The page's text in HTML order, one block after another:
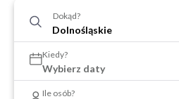
Dokąd?
Kiedy?
Wybierz daty
Ile osób?